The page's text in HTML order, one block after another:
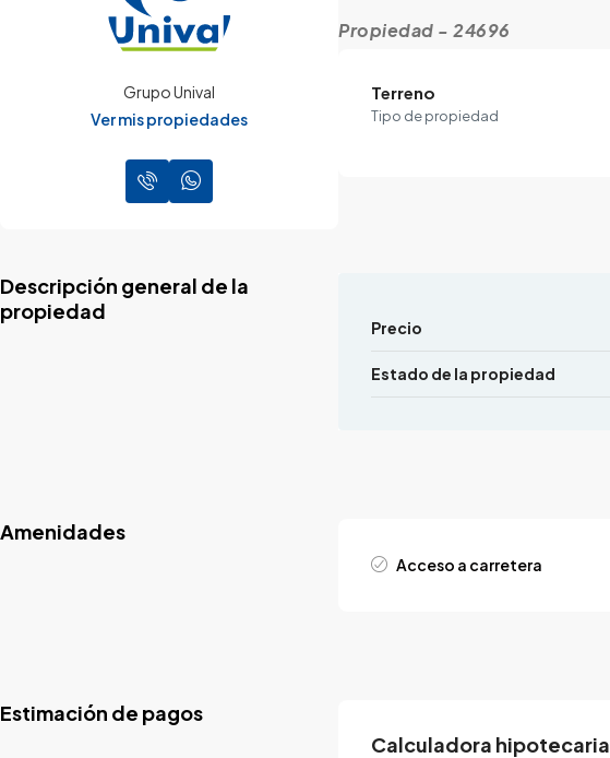
Grupo Unival
Ver mis propiedades
Propiedad - 24696
Terreno
Tipo de propiedad
Descripción general de la
propiedad
Precio
Estado de la propiedad
Amenidades
Acceso a carretera
Estimación de pagos
Calculadora hipotecaria